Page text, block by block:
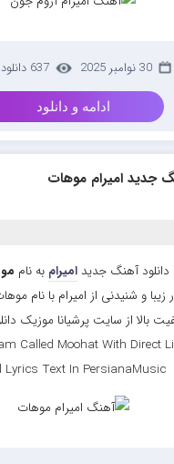
30 نوامبر 2025 637 دانلود
ادامه و دانلود
جدید امیرام موهات
دانلود آهنگ جدیدامیرام به نام
و شنیدنی از امیرام با نام
بالا از سایت پرشیانا موزیک
Called Moohat With Direct
Lyrics Text In PersianaMusic